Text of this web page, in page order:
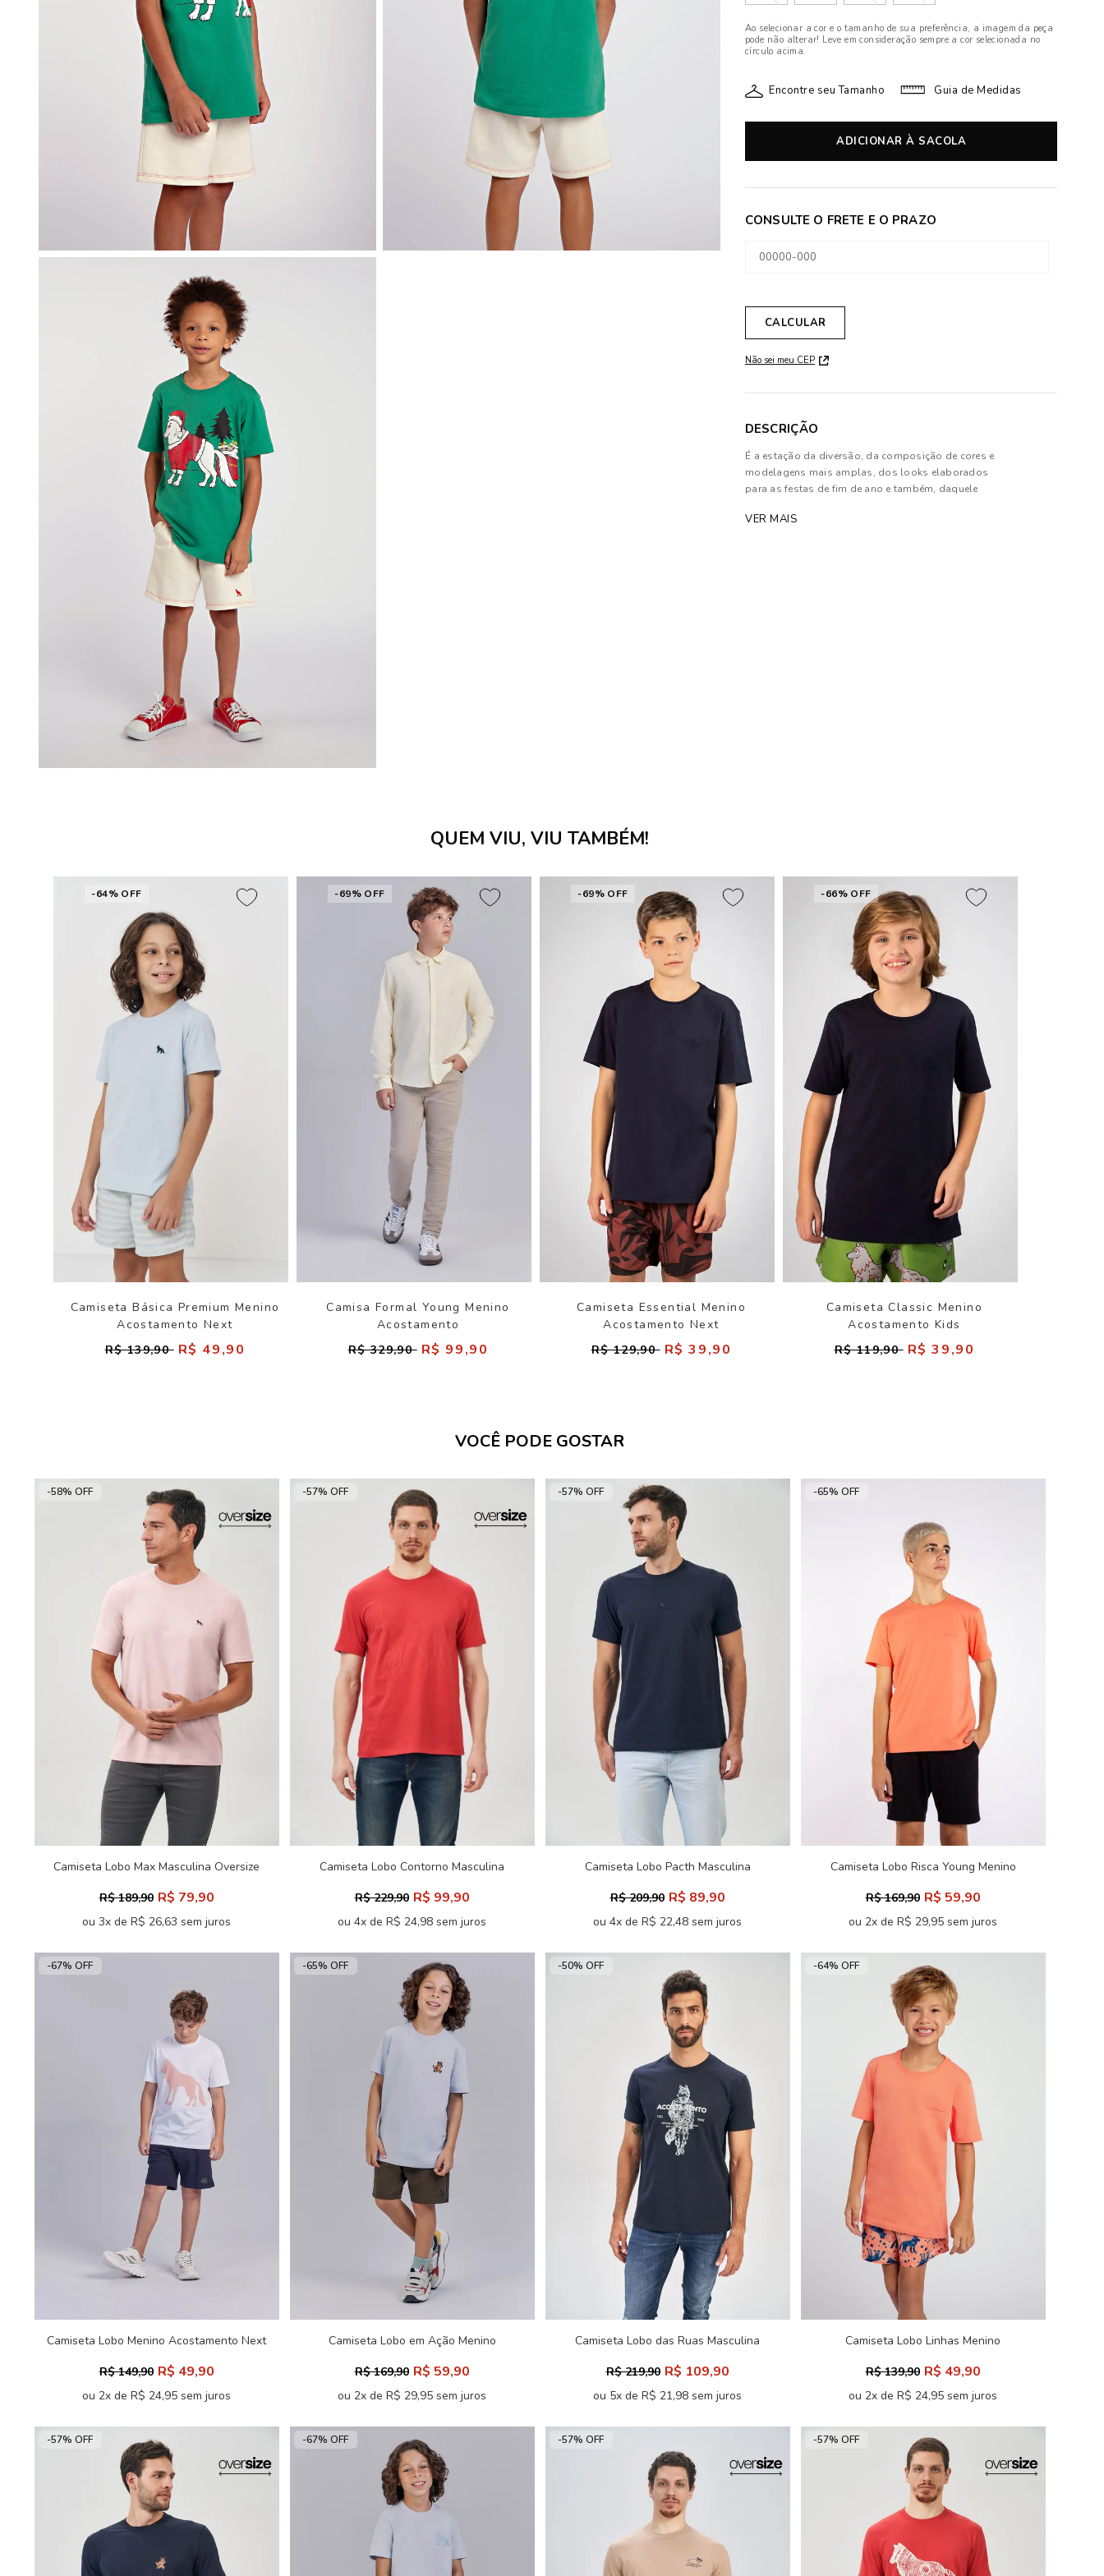
Ao selecionar a cor e o tamanho de sua preferência, a imagem da peça
pode não alterar! Leve em consideração sempre a cor selecionada no
círculo acima.
Encontre seu Tamanho Guia de Medidas
ADICIONAR À SACOLA
Não sei meu CEP
DESCRIÇÃO
É a estação da diversão, da composição de cores e
modelagens mais amplas, dos looks elaborados
para as festas de fim de ano e também, daquele
os queridinhos da temporada
VER MAIS
QUEM VIU, VIU TAMBÉM!
-64% OFF
Camiseta Básica Premium Menino
Acostamento Next
R$ 139,90 R$ 49,90
-69% OFF
Camisa Formal Young Menino
Acostamento
R$ 329,90 R$ 99,90
-69% OFF
Camiseta Essential Menino
Acostamento Next
R$ 129,90 R$ 39,90
-66% OFF
Camiseta Classic Menino
Acostamento Kids
R$ 119,90 R$ 39,90
VOCÊ PODE GOSTAR
-58% OFF
Camiseta Lobo Max Masculina Oversize
R$ 189,90 R$ 79,90
ou 3x de R$ 26,63 sem juros
-57% OFF
Camiseta Lobo Contorno Masculina
R$ 229,90 R$ 99,90
ou 4x de R$ 24,98 sem juros
-57% OFF
Camiseta Lobo Pacth Masculina
R$ 209,90 R$ 89,90
ou 4x de R$ 22,48 sem juros
-65% OFF
Camiseta Lobo Risca Young Menino
R$ 169,90 R$ 59,90
ou 2x de R$ 29,95 sem juros
-67% OFF
Camiseta Lobo Menino Acostamento Next
R$ 149,90 R$ 49,90
ou 2x de R$ 24,95 sem juros
-65% OFF
Camiseta Lobo em Ação Menino
R$ 169,90 R$ 59,90
ou 2x de R$ 29,95 sem juros
-50% OFF
Camiseta Lobo das Ruas Masculina
R$ 219,90 R$ 109,90
ou 5x de R$ 21,98 sem juros
-64% OFF
Camiseta Lobo Linhas Menino
R$ 139,90 R$ 49,90
ou 2x de R$ 24,95 sem juros
-57% OFF -67% OFF -57% OFF -57% OFF